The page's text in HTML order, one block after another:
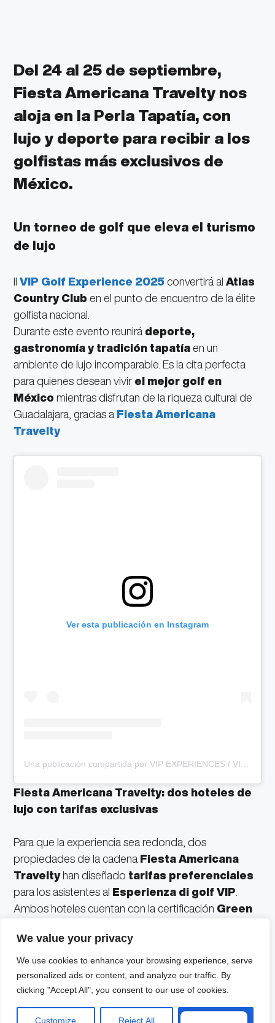
We value your privacy
We use cookies to enhance your browsing experience, serve
personalized ads or content, and analyze our traffic. By
clicking "Accept All", you consent to our use of cookies.
Customize Reject All
Del 24 al 25 de septiembre,
Fiesta Americana Travelty nos
aloja en la Perla Tapatía, con
lujo y deporte para recibir a los
golfistas más exclusivos de
México.
Un torneo de golf que eleva el turismo
de lujo
IlVIP Golf Experience 2025 convertirá alAtlas
Country Club en el punto de encuentro de la élite
golfista nacional.
Durante este evento reunirá deporte,
gastronomía y tradición tapatía en un
ambiente de lujo incomparable. Es la cita perfecta
para quienes desean vivir el mejor golf en
México mientras disfrutan de la riqueza cultural de
Guadalajara, gracias a Fiesta Americana
Travelty
Ver esta publicación en Instagram
Una publicación compartida por VIP EXPERIENCES / VIAJES DEPORTIVOS DE LUJO (@vip_experiences)
Fiesta Americana Travelty: dos hoteles de
lujo con tarifas exclusivas
Para que la experiencia sea redonda, dos
propiedades de la cadena Fiesta Americana
Traveltyhan diseñado tarifas preferenciales
para los asistentes al Esperienza di golf VIP
Ambos hoteles cuentan con la certificación Green
apasiona el golf de alto nivel y buscas una
experiencia que combine turismo premium, cultura y
hospitalidad de cinco estrellas, Guadalajara es tu
próximo destino.